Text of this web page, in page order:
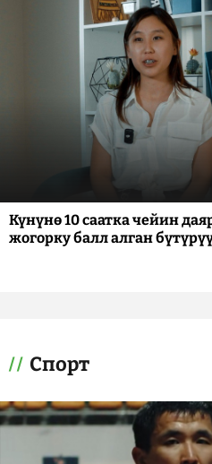
Күнүнө 10 саатка чейин
жогорку балл алган
Спорт